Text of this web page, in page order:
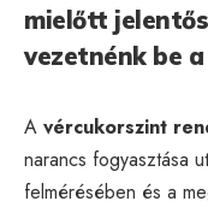
mielőtt
vezetnénk be
A vércukorszint
narancs fogyasztása
felmérésében és a